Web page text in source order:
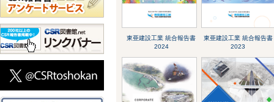
東亜建設工業 統合報告書
2024
東亜建設工業 統合報告書
2023